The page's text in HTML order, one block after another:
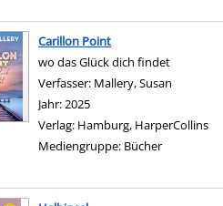
Carillon Point
wo das Glück dich findet
Verfasser: Mallery, Susan
Jahr:2025
Verlag: Hamburg, HarperCollins
Mediengruppe: Bücher